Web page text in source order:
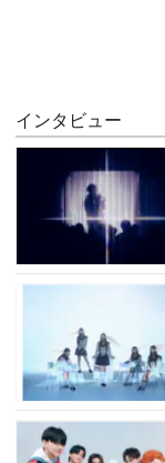
インタビュー